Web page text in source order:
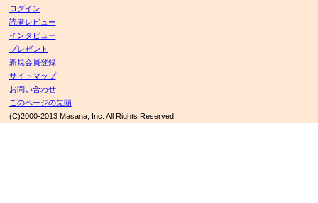
ログイン
読者レビュー
インタビュー
プレゼント
新規会員登録
サイトマップ
お問い合わせ
このページの先頭
(C)2000-2013 Masana, Inc. All Rights Reserved.